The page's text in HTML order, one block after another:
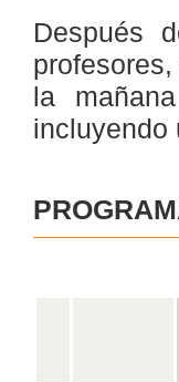
Después
la
incluyendo